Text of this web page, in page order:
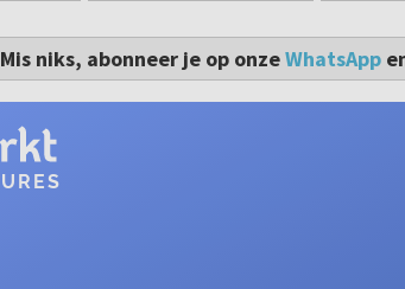
Mis niks, abonneer je op onzeWhatsApp